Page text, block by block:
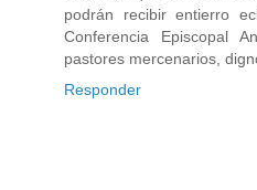
podrán recibir entierro
Conferencia Episcopal
pastores mercenarios,
Responder